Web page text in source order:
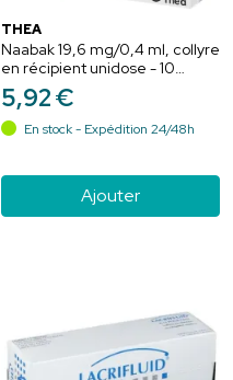
THÉA
Naabak 19,6 mg/0,4 ml, collyre
en récipient unidose - 10
doses
5,92€
En stock - Expédition 24/48h
Ajouter